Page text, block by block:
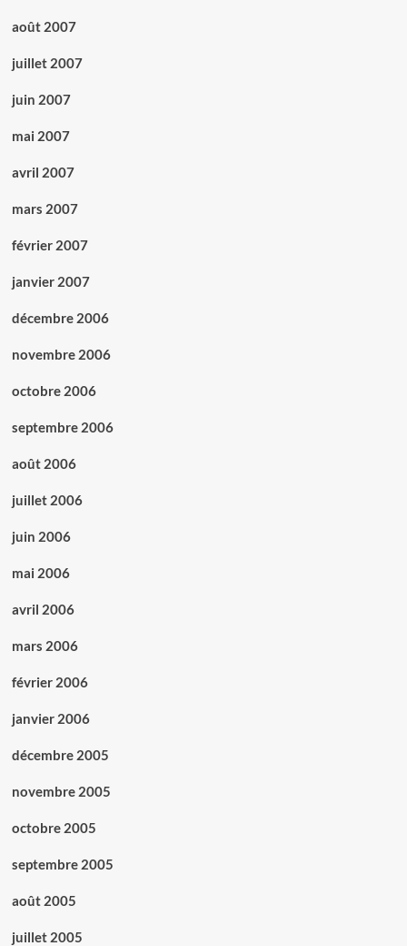
août 2007
juillet 2007
juin 2007
mai 2007
avril 2007
mars 2007
février 2007
janvier 2007
décembre 2006
novembre 2006
octobre 2006
septembre 2006
août 2006
juillet 2006
juin 2006
mai 2006
avril 2006
mars 2006
février 2006
janvier 2006
décembre 2005
novembre 2005
octobre 2005
septembre 2005
août 2005
juillet 2005